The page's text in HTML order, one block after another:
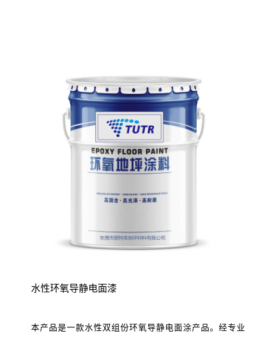
水性环氧导静电面漆
本产品是一款水性双组份环氧导静电面涂产品。经专业